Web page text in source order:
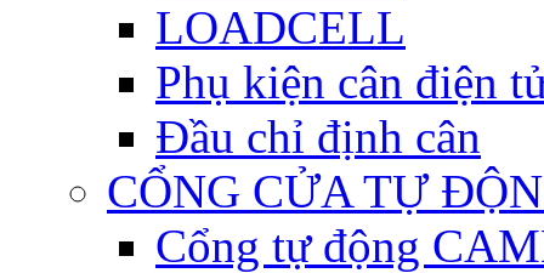
LOADCELL
Phụ kiện cân điện
Đầu chỉ định cân
CỔNG CỬA TỰ
Cổng tự động